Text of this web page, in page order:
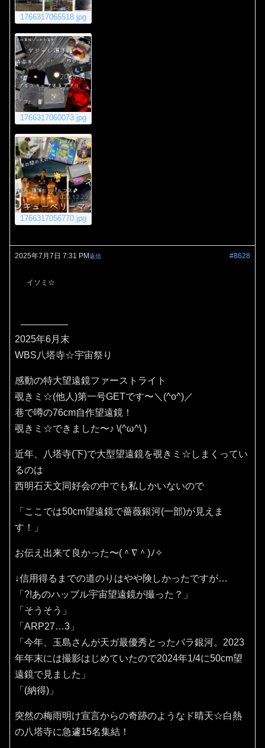
1766317065518.jpg
1766317060073.jpg
1766317056770.jpg
2025年7月7日 7:31 PM #8628
返信
イソミ☆
2025年6月末
WBS八塔寺☆宇宙祭り
感動の特大望遠鏡ファーストライト
覗きミ☆(他人)第一号GETです〜＼(^o^)／
巷で噂の76cm自作望遠鏡！
覗きミ☆できました〜♪⁠ ⁠\⁠(⁠^⁠ω⁠^⁠\⁠ ⁠)
近年、八塔寺(下)で大型望遠鏡を覗きミ☆しまくってい
るのは
西明石天文同好会の中でも私しかいないので
「ここでは50cm望遠鏡で薔薇銀河(一部)が見えま
す！」
お伝え出来て良かった〜(⁠＾⁠∇⁠＾⁠)⁠ﾉ⁠✧⁠
↓信用得るまでの道のりはやや険しかったですが…
「?!あのハッブル宇宙望遠鏡が撮った？」
「そうそう」
「ARP27…3」
「今年、玉島さんが天ガ最優秀とったバラ銀河。2023
年年末には撮影はじめていたので2024年1/4に50cm望
遠鏡で見ました」
「(納得)」
突然の梅雨明け宣言からの奇跡のようなド晴天☆白熱
の八塔寺に急遽15名集結！